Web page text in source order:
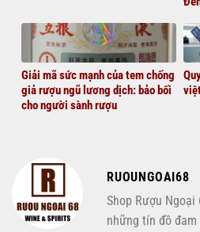
Giải mã sức mạnh của tem chống
giả rượu ngũ lương dịch: bảo bối
cho người sành rượu
RUOUNGOAI68
Shop Rượu
những tín đồ